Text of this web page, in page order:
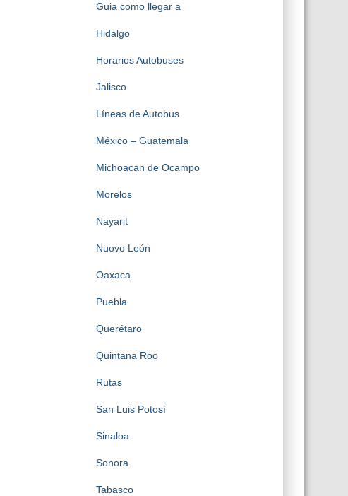
Guia como llegar a
Hidalgo
Horarios Autobuses
Jalisco
Líneas de Autobus
México – Guatemala
Michoacan de Ocampo
Morelos
Nayarit
Nuovo León
Oaxaca
Puebla
Querétaro
Quintana Roo
Rutas
San Luis Potosí
Sinaloa
Sonora
Tabasco